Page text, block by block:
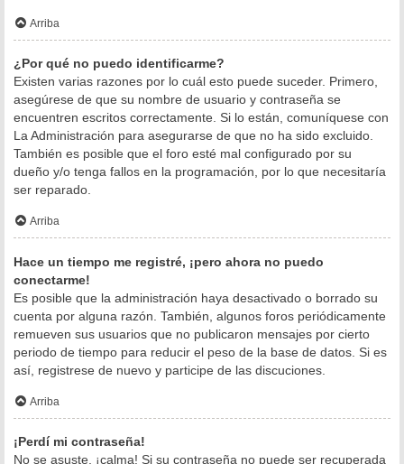
Arriba
¿Por qué no puedo identificarme?
Existen varias razones por lo cuál esto puede suceder. Primero,
asegúrese de que su nombre de usuario y contraseña se
encuentren escritos correctamente. Si lo están, comuníquese con
La Administración para asegurarse de que no ha sido excluido.
También es posible que el foro esté mal configurado por su
dueño y/o tenga fallos en la programación, por lo que necesitaría
ser reparado.
Arriba
Hace un tiempo me registré, ¡pero ahora no puedo
conectarme!
Es posible que la administración haya desactivado o borrado su
cuenta por alguna razón. También, algunos foros periódicamente
remueven sus usuarios que no publicaron mensajes por cierto
periodo de tiempo para reducir el peso de la base de datos. Si es
así, registrese de nuevo y participe de las discuciones.
Arriba
¡Perdí mi contraseña!
No se asuste, ¡calma! Si su contraseña no puede ser recuperada